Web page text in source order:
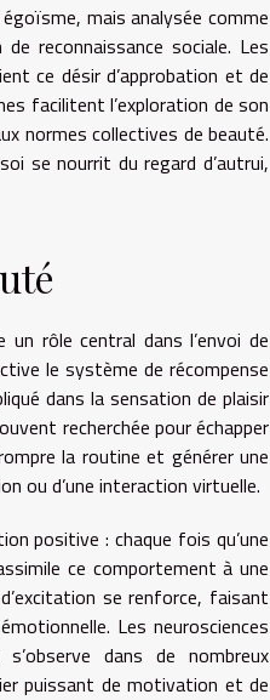
mais analysée comme
reconnaissance sociale. Les
ce désir d’approbation et de
facilitent l’exploration de son
normes collectives de beauté.
se nourrit du regard d’autrui,
rôle central dans l’envoi de
le système de récompense
dans la sensation de plaisir
recherchée pour échapper
la routine et générer une
ou d’une interaction virtuelle.
positive : chaque fois qu’une
ce comportement à une
se renforce, faisant
Les neurosciences
dans de nombreux
puissant de motivation et de